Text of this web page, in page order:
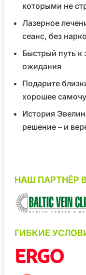
которыми не
Лазерное
сеанс, без
Быстрый путь к
ожидания
Подарите
хорошее
История
решение – и
НАШ ПАРТНЁР
ГИБКИЕ